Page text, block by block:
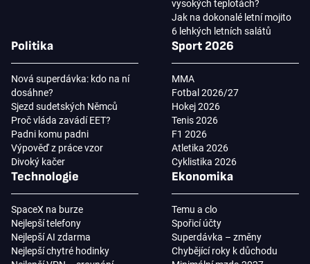
vysokých teplotách?
Jak na dokonalé letní mojito
6 lehkých letních salátů
Politika
Nová superdávka: kdo na ní
dosáhne?
Sjezd sudetských Němců
Proč vláda zavádí EET?
Padni komu padni
Výpověď z práce vzor
Divoký kačer
Sport 2026
MMA
Fotbal 2026/27
Hokej 2026
Tenis 2026
F1 2026
Atletika 2026
Cyklistika 2026
Technologie
SpaceX na burze
Nejlepší telefony
Nejlepší AI zdarma
Nejlepší chytré hodinky
Ekonomika
Temu a clo
Spořicí účty
Superdávka – změny
Chybějící roky k důchodu